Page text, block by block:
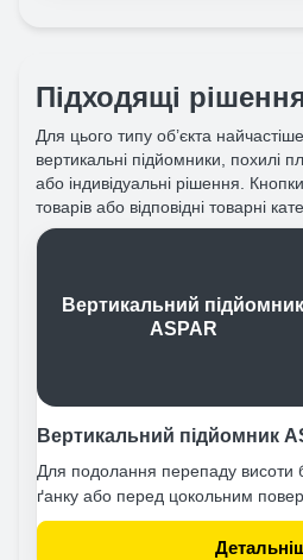
Підходящі
Для цього типу об’єкта
вертикальні підйомники, похилі
або індивідуальні рішення.
товарів або відповідні товарні
Вертикальний підйомник
ASPAR
Вертикальний підйомник
Для подолання перепаду висоти
ґанку або перед цокольним